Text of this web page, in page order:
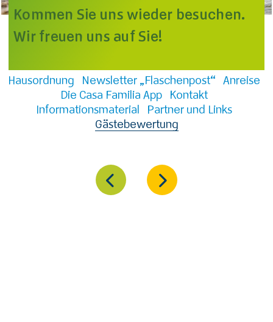
Kommen Sie uns wieder besuchen.
Wir freuen uns auf Sie!
Hausordnung Newsletter „Flaschenpost“ Anreise
Die Casa Familia App Kontakt
Informationsmaterial Partner und Links
Gästebewertung